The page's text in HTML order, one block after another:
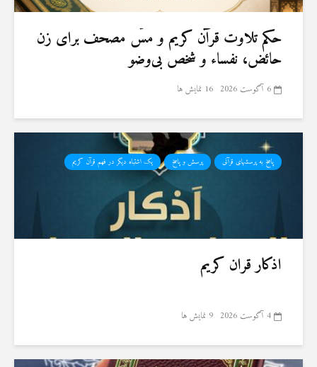
حكم تلاوت قرآن كريم و مسّ مصحف برای زن
حائض، نفساء و شخص بی‌وضو
6 آگوست 2026 16 نمایش ها
پاسخ به پرسشهای قرآنی پرسش و پاسخ یک اشتباه دیگر در فهم قرآن کریم
اذکار قران کریم
4 آگوست 2026 9 نمایش ها